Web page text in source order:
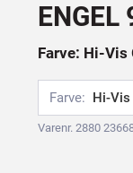
Farve: Hi-Vis
Farve: Hi-Vis
Varenr. 2880